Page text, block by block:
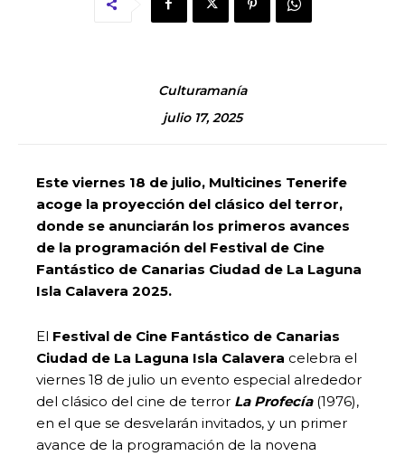
Culturamanía
julio 17, 2025
Este viernes 18 de julio, Multicines Tenerife
acoge la proyección del clásico del terror,
donde se anunciarán los primeros avances
de la programación del Festival de Cine
Fantástico de Canarias Ciudad de La Laguna
Isla Calavera 2025.
El Festival de Cine Fantástico de Canarias
Ciudad de La Laguna Isla Calavera celebra el
viernes 18 de julio un evento especial alrededor
del clásico del cine de terror La Profecía(1976),
en el que se desvelarán invitados, y un primer
avance de la programación de la novena